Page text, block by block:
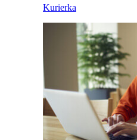
Kurierka